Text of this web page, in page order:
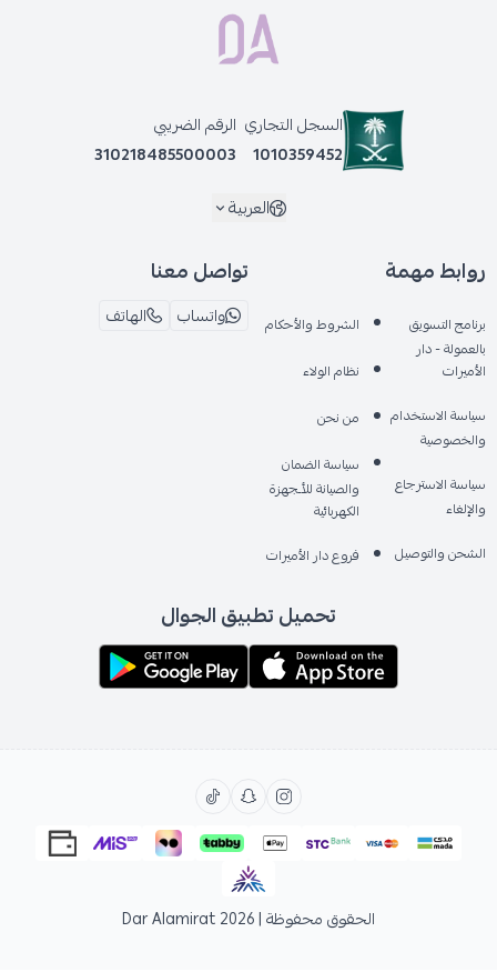
السجل التجاري
1010359452
الرقم الضريبي
310218485500003
العربية
روابط مهمة
برنامج التسويق
بالعمولة - دار
الأميرات
سياسة الاستخدام
والخصوصية
سياسة الاسترجاع
والإلغاء
الشحن والتوصيل
الشروط والأحكام
نظام الولاء
من نحن
سياسة الضمان
والصيانة للأـجهزة
الكهربائية
فروع دار الأميرات
تواصل معنا
واتساب الهاتف
تحميل تطبيق الجوال
الحقوق محفوظة | 2026 Dar Alamirat